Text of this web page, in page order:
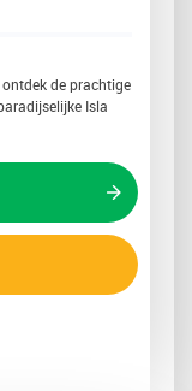
de prachtige
Isla